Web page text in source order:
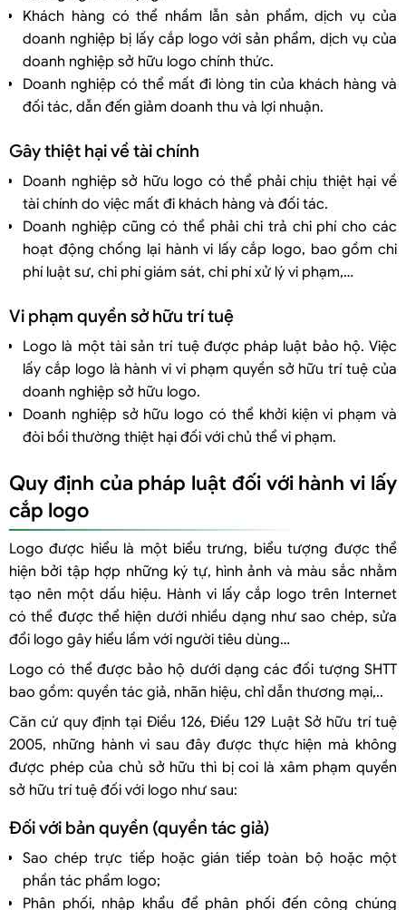
Khách hàng có thể nhầm lẫn sản phẩm, dịch vụ của
doanh nghiệp bị lấy cắp logo với sản phẩm, dịch vụ của
doanh nghiệp sở hữu logo chính thức.
Doanh nghiệp có thể mất đi lòng tin của khách hàng và
đối tác, dẫn đến giảm doanh thu và lợi nhuận.
Gây thiệt hại về tài chính
Doanh nghiệp sở hữu logo có thể phải chịu thiệt hại về
tài chính do việc mất đi khách hàng và đối tác.
Doanh nghiệp cũng có thể phải chi trả chi phí cho các
hoạt động chống lại hành vi lấy cắp logo, bao gồm chi
phí luật sư, chi phí giám sát, chi phí xử lý vi phạm,…
Vi phạm quyền sở hữu trí tuệ
Logo là một tài sản trí tuệ được pháp luật bảo hộ. Việc
lấy cắp logo là hành vi vi phạm quyền sở hữu trí tuệ của
doanh nghiệp sở hữu logo.
Doanh nghiệp sở hữu logo có thể khởi kiện vi phạm và
đòi bồi thường thiệt hại đối với chủ thể vi phạm.
Quy định của pháp luật đối với hành vi lấy
cắp logo
Logo được hiểu là một biểu trưng, biểu tượng được thể
hiện bởi tập hợp những ký tự, hình ảnh và màu sắc nhằm
tạo nên một dấu hiệu. Hành vi lấy cắp logo trên Internet
có thể được thể hiện dưới nhiều dạng như sao chép, sửa
đổi logo gây hiểu lầm với người tiêu dùng…
Logo có thể được bảo hộ dưới dạng các đối tượng SHTT
bao gồm: quyền tác giả, nhãn hiệu, chỉ dẫn thương mại,..
Căn cứ quy định tại Điều 126, Điều 129 Luật Sở hữu trí tuệ
2005, những hành vi sau đây được thực hiện mà không
được phép của chủ sở hữu thì bị coi là xâm phạm quyền
sở hữu trí tuệ đối với logo như sau:
Đối với bản quyền (quyền tác giả)
Sao chép trực tiếp hoặc gián tiếp toàn bộ hoặc một
phần tác phẩm logo;
Phân phối, nhập khẩu để phân phối đến công chúng